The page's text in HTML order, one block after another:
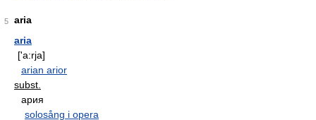
5
aria
aria
['a:rja]
arian arior
subst.
ария
solosång i opera